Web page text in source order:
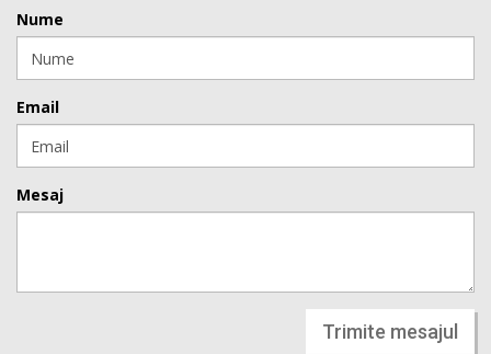
Nume
Email
Mesaj
Trimite mesajul